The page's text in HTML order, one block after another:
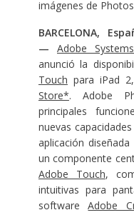
imágenes de
BARCELONA,
— Adobe
anunció la
Touch para iPad
Store*. Adobe
principales
nuevas
aplicación
un componente
Adobe Touch,
intuitivas para
softwareAdobe